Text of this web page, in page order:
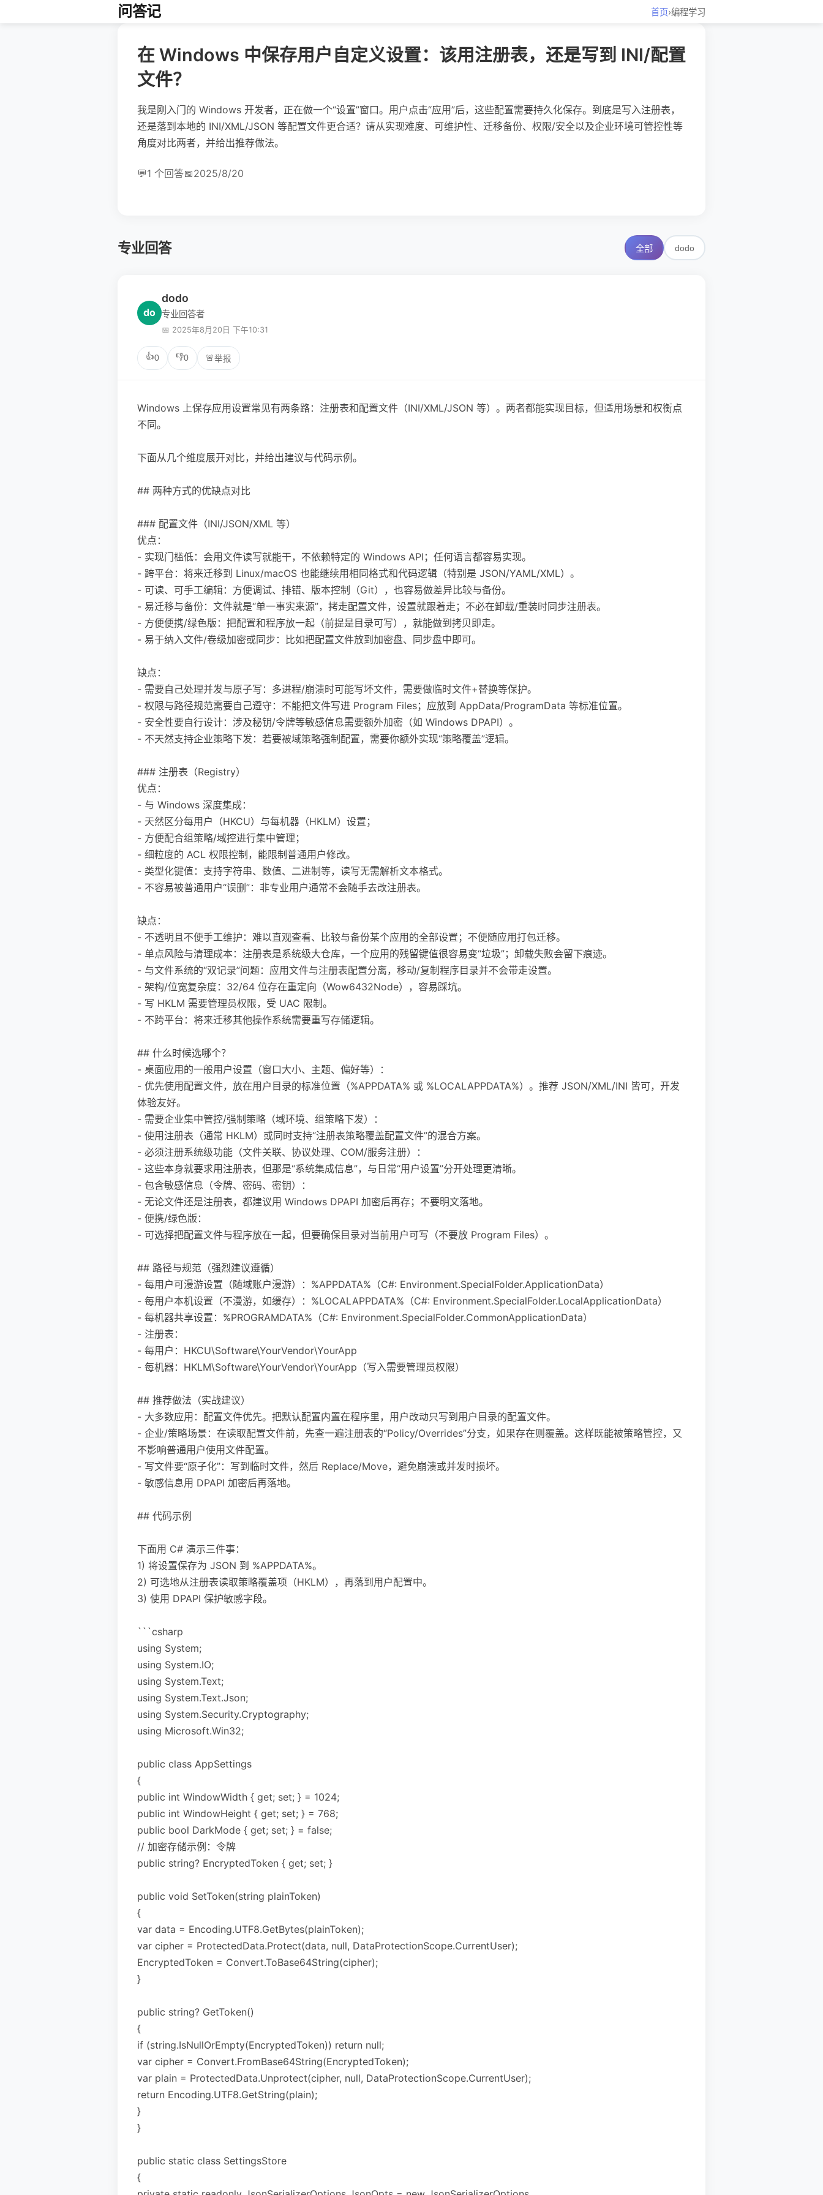
问答记 首页›编程学习
在 Windows 中保存用户自定义设置：该用注册表，还是写到 INI/配置
文件？
我是刚入门的 Windows 开发者，正在做一个“设置”窗口。用户点击“应用”后，这些配置需要持久化保存。到底是写入注册表，
还是落到本地的 INI/XML/JSON 等配置文件更合适？请从实现难度、可维护性、迁移备份、权限/安全以及企业环境可管控性等
角度对比两者，并给出推荐做法。
💬1 个回答📅2025/8/20
专业回答 全部 dodo
do
dodo
专业回答者
📅 2025年8月20日 下午10:31
👍0 👎0 🚨举报
Windows 上保存应用设置常见有两条路：注册表和配置文件（INI/XML/JSON 等）。两者都能实现目标，但适用场景和权衡点
不同。
下面从几个维度展开对比，并给出建议与代码示例。
## 两种方式的优缺点对比
### 配置文件（INI/JSON/XML 等）
优点：
- 实现门槛低：会用文件读写就能干，不依赖特定的 Windows API；任何语言都容易实现。
- 跨平台：将来迁移到 Linux/macOS 也能继续用相同格式和代码逻辑（特别是 JSON/YAML/XML）。
- 可读、可手工编辑：方便调试、排错、版本控制（Git），也容易做差异比较与备份。
- 易迁移与备份：文件就是“单一事实来源”，拷走配置文件，设置就跟着走；不必在卸载/重装时同步注册表。
- 方便便携/绿色版：把配置和程序放一起（前提是目录可写），就能做到拷贝即走。
- 易于纳入文件/卷级加密或同步：比如把配置文件放到加密盘、同步盘中即可。
缺点：
- 需要自己处理并发与原子写：多进程/崩溃时可能写坏文件，需要做临时文件+替换等保护。
- 权限与路径规范需要自己遵守：不能把文件写进 Program Files；应放到 AppData/ProgramData 等标准位置。
- 安全性要自行设计：涉及秘钥/令牌等敏感信息需要额外加密（如 Windows DPAPI）。
- 不天然支持企业策略下发：若要被域策略强制配置，需要你额外实现“策略覆盖”逻辑。
### 注册表（Registry）
优点：
- 与 Windows 深度集成：
- 天然区分每用户（HKCU）与每机器（HKLM）设置；
- 方便配合组策略/域控进行集中管理；
- 细粒度的 ACL 权限控制，能限制普通用户修改。
- 类型化键值：支持字符串、数值、二进制等，读写无需解析文本格式。
- 不容易被普通用户“误删”：非专业用户通常不会随手去改注册表。
缺点：
- 不透明且不便手工维护：难以直观查看、比较与备份某个应用的全部设置；不便随应用打包迁移。
- 单点风险与清理成本：注册表是系统级大仓库，一个应用的残留键值很容易变“垃圾”；卸载失败会留下痕迹。
- 与文件系统的“双记录”问题：应用文件与注册表配置分离，移动/复制程序目录并不会带走设置。
- 架构/位宽复杂度：32/64 位存在重定向（Wow6432Node），容易踩坑。
- 写 HKLM 需要管理员权限，受 UAC 限制。
- 不跨平台：将来迁移其他操作系统需要重写存储逻辑。
## 什么时候选哪个？
- 桌面应用的一般用户设置（窗口大小、主题、偏好等）：
- 优先使用配置文件，放在用户目录的标准位置（%APPDATA% 或 %LOCALAPPDATA%）。推荐 JSON/XML/INI 皆可，开发
体验友好。
- 需要企业集中管控/强制策略（域环境、组策略下发）：
- 使用注册表（通常 HKLM）或同时支持“注册表策略覆盖配置文件”的混合方案。
- 必须注册系统级功能（文件关联、协议处理、COM/服务注册）：
- 这些本身就要求用注册表，但那是“系统集成信息”，与日常“用户设置”分开处理更清晰。
- 包含敏感信息（令牌、密码、密钥）：
- 无论文件还是注册表，都建议用 Windows DPAPI 加密后再存；不要明文落地。
- 便携/绿色版：
- 可选择把配置文件与程序放在一起，但要确保目录对当前用户可写（不要放 Program Files）。
## 路径与规范（强烈建议遵循）
- 每用户可漫游设置（随域账户漫游）：%APPDATA%（C#: Environment.SpecialFolder.ApplicationData）
- 每用户本机设置（不漫游，如缓存）：%LOCALAPPDATA%（C#: Environment.SpecialFolder.LocalApplicationData）
- 每机器共享设置：%PROGRAMDATA%（C#: Environment.SpecialFolder.CommonApplicationData）
- 注册表：
- 每用户：HKCU\Software\YourVendor\YourApp
- 每机器：HKLM\Software\YourVendor\YourApp（写入需要管理员权限）
## 推荐做法（实战建议）
- 大多数应用：配置文件优先。把默认配置内置在程序里，用户改动只写到用户目录的配置文件。
- 企业/策略场景：在读取配置文件前，先查一遍注册表的“Policy/Overrides”分支，如果存在则覆盖。这样既能被策略管控，又
不影响普通用户使用文件配置。
- 写文件要“原子化”：写到临时文件，然后 Replace/Move，避免崩溃或并发时损坏。
- 敏感信息用 DPAPI 加密后再落地。
## 代码示例
下面用 C# 演示三件事：
1) 将设置保存为 JSON 到 %APPDATA%。
2) 可选地从注册表读取策略覆盖项（HKLM），再落到用户配置中。
3) 使用 DPAPI 保护敏感字段。
```csharp
using System;
using System.IO;
using System.Text;
using System.Text.Json;
using System.Security.Cryptography;
using Microsoft.Win32;
public class AppSettings
{
public int WindowWidth { get; set; } = 1024;
public int WindowHeight { get; set; } = 768;
public bool DarkMode { get; set; } = false;
// 加密存储示例：令牌
public string? EncryptedToken { get; set; }
public void SetToken(string plainToken)
{
var data = Encoding.UTF8.GetBytes(plainToken);
var cipher = ProtectedData.Protect(data, null, DataProtectionScope.CurrentUser);
EncryptedToken = Convert.ToBase64String(cipher);
}
public string? GetToken()
{
if (string.IsNullOrEmpty(EncryptedToken)) return null;
var cipher = Convert.FromBase64String(EncryptedToken);
var plain = ProtectedData.Unprotect(cipher, null, DataProtectionScope.CurrentUser);
return Encoding.UTF8.GetString(plain);
}
}
public static class SettingsStore
{